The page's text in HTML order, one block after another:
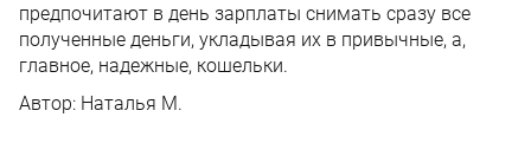
предпочитают в день зарплаты снимать сразу все
полученные деньги, укладывая их в привычные, а,
главное, надежные, кошельки.
Автор: Наталья М.